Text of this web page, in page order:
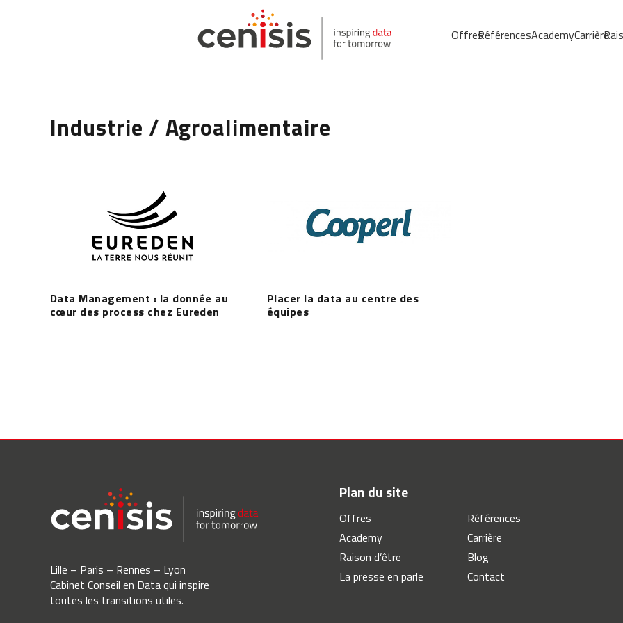
OffresRéférencesAcademyCarrière
Industrie / Agroalimentaire
Data Management : la donnée au
cœur des process chez Eureden
Placer la data au centre des
équipes
Lille – Paris – Rennes – Lyon
Cabinet Conseil en Data qui inspire
toutes les transitions utiles.
Plan du site
Offres
Références
Academy
Carrière
Raison d’être
Blog
La presse en parle
Contact